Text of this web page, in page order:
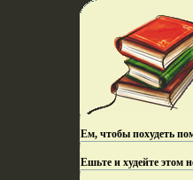
Ем, чтобы похудеть
Ешьте и худейте этом